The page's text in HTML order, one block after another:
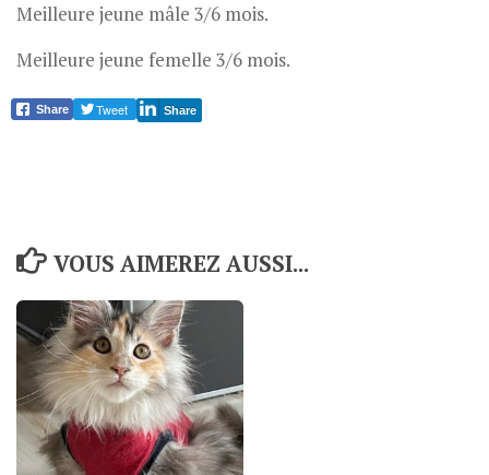
Meilleure jeune mâle 3/6 mois.
Meilleure jeune femelle 3/6 mois.
Share Tweet Share
VOUS AIMEREZ AUSSI...